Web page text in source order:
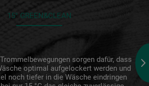
15° GREEN&CLEAN
sorgen dafür, dass
optimal aufgelockert werden und
noch tiefer in die Wäsche eindringen